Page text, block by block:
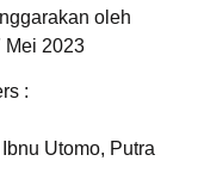
oleh
Mei 2023
:
Utomo, Putra